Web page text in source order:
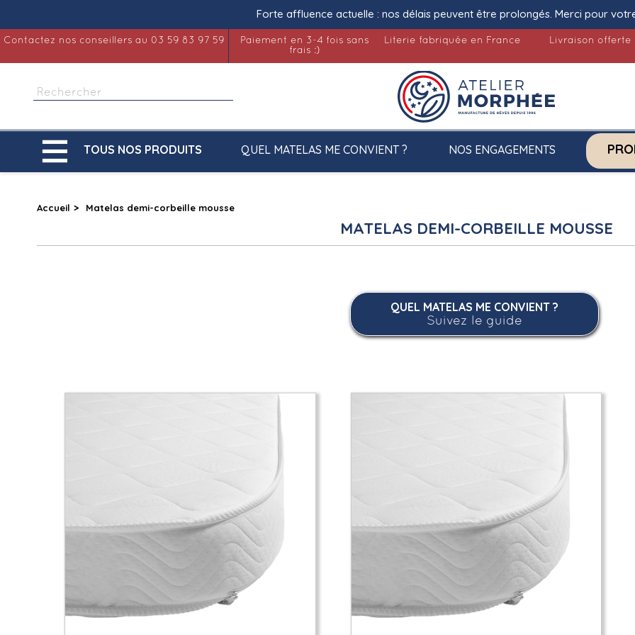
Forte affluence actuelle : nos délais peuvent être prolongés. Merci pour
Contactez nos conseillers au 03 59 83 97 59
Paiement en 3-4 fois sans
frais :)
Literie fabriquée en France Livraison offerte
 TOUS NOS PRODUITS QUEL MATELAS ME CONVIENT ? NOS ENGAGEMENTS
Accueil Matelas demi-corbeille mousse
MATELAS DEMI-CORBEILLE MOUSSE
QUEL MATELAS ME CONVIENT ?
Suivez le guide